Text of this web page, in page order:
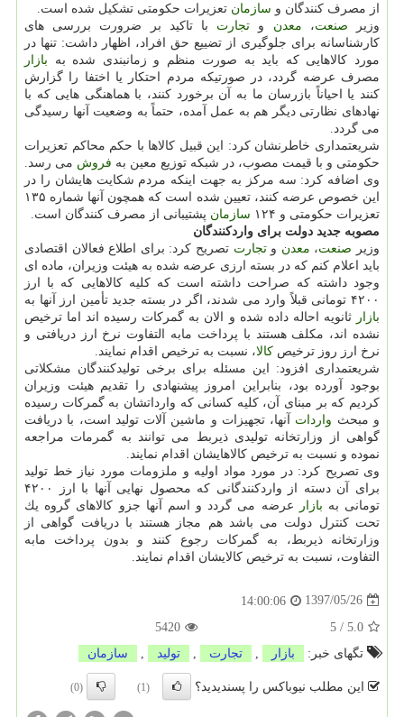
از مصرف كنندگان و سازمان تعزیرات حكومتی تشكیل شده است.
وزیر صنعت، معدن و تجارت با تاكید بر ضرورت بررسی های
كارشناسانه برای جلوگیری از تضییع حق افراد، اظهار داشت: تنها در
مورد كالاهایی كه باید به صورت منظم و زمانبندی شده به بازار
مصرف عرضه گردد، در صورتیكه مردم احتكار یا اختفا را گزارش
كنند یا احیاناً بازرسان ما به آن برخورد كنند، با هماهنگی هایی كه با
نهادهای نظارتی دیگر هم به عمل آمده، حتماً به وضعیت آنها رسیدگی
می گردد.
شریعتمداری خاطرنشان كرد: این قبیل كالاها با حكم محاكم تعزیرات
حكومتی و با قیمت مصوب، در شبكه توزیع معین به فروش می رسد.
وی اضافه كرد: سه مركز به جهت اینكه مردم شكایت هایشان را در
این خصوص عرضه كنند، تعیین شده است كه همچون آنها شماره ۱۳۵
تعزیرات حكومتی و ۱۲۴
سازمان پشتیبانی از مصرف كنندگان است.
مصوبه جدید دولت برای واردكنندگان
وزیر صنعت، معدن وتجارت تصریح كرد: برای اطلاع فعالان اقتصادی
باید اعلام كنم كه در بسته ارزی عرضه شده به هیئت وزیران، ماده ای
وجود داشته كه صراحت داشته است كه كلیه كالاهایی كه با ارز
۴۲۰۰ تومانی قبلاً وارد می شدند، اگر در بسته جدید تأمین ارز آنها به
بازار ثانویه احاله داده شده و الان به گمركات رسیده اند اما ترخیص
نشده اند، مكلف هستند با پرداخت مابه التفاوت نرخ ارز دریافتی و
نرخ ارز روز ترخیص كالا، نسبت به ترخیص اقدام نمایند.
شریعتمداری افزود: این مسئله برای برخی تولیدكنندگان مشكلاتی
بوجود آورده بود، بنابراین امروز پیشنهادی را تقدیم هیئت وزیران
كردیم كه بر مبنای آن، كلیه كسانی كه وارداتشان به گمركات رسیده
و مبحث واردات آنها، تجهیزات و ماشین آلات تولید است، با دریافت
گواهی از وزارتخانه تولیدی ذیربط می توانند به گمرمات مراجعه
نموده و نسبت به ترخیص كالاهایشان اقدام نمایند.
وی تصریح كرد: در مورد مواد اولیه و ملزومات مورد نیاز خط تولید
برای آن دسته از واردكنندگانی كه محصول نهایی آنها با ارز ۴۲۰۰
تومانی به بازار
عرضه می گردد و اسم آنها جزو كالاهای گروه یك
تحت كنترل دولت می باشد هم مجاز هستند با دریافت گواهی از
وزارتخانه ذیربط، به گمركات رجوع كنند و بدون پرداخت مابه
التفاوت، نسبت به ترخیص كالایشان اقدام نمایند.
1397/05/26
14:00:06
5.0
/
5
5420
تگهای خبر:
بازار , تجارت , تولید , سازمان
این مطلب نیوباکس را پسندیدید؟ (1)
(0)